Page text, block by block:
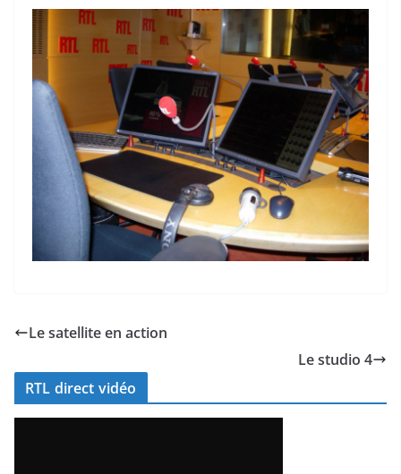
Le satellite en action
Le studio 4
RTL direct vidéo